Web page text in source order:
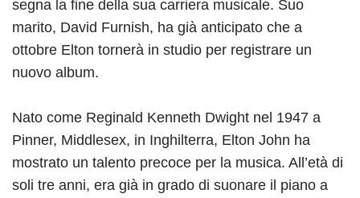
segna la fine della sua carriera musicale. Suo
marito, David Furnish, ha già anticipato che a
ottobre Elton tornerà in studio per registrare un
nuovo album.
Nato come Reginald Kenneth Dwight nel 1947 a
Pinner, Middlesex, in Inghilterra, Elton John ha
mostrato un talento precoce per la musica. All’età di
soli tre anni, era già in grado di suonare il piano a